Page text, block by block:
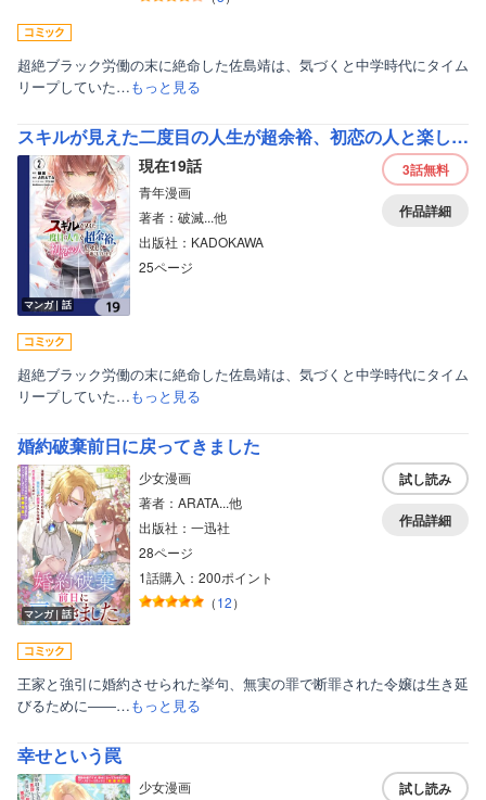
超絶ブラック労働の末に絶命した佐島靖は、気づくと中学時代にタイム
リープしていた…もっと見る
スキルが見えた二度目の人生が超余裕、初恋の人と楽しく過ごしています【分冊版】
マンガ｜話
現在19話
青年漫画
著者：破滅...他
出版社：KADOKAWA
25ページ
3話無料
作品詳細
超絶ブラック労働の末に絶命した佐島靖は、気づくと中学時代にタイム
リープしていた…もっと見る
婚約破棄前日に戻ってきました
マンガ｜話
少女漫画
著者：ARATA...他
出版社：一迅社
28ページ
1話購入：200ポイント
（12）
試し読み
作品詳細
王家と強引に婚約させられた挙句、無実の罪で断罪された令嬢は生き延
びるために――…もっと見る
幸せという罠
少女漫画
試し読み
美女・美少女
女性写真集